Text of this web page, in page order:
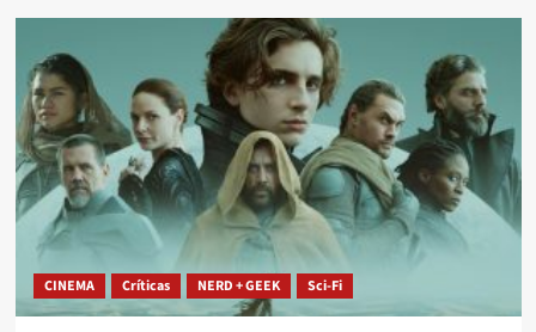
CINEMA Críticas NERD + GEEK Sci-Fi